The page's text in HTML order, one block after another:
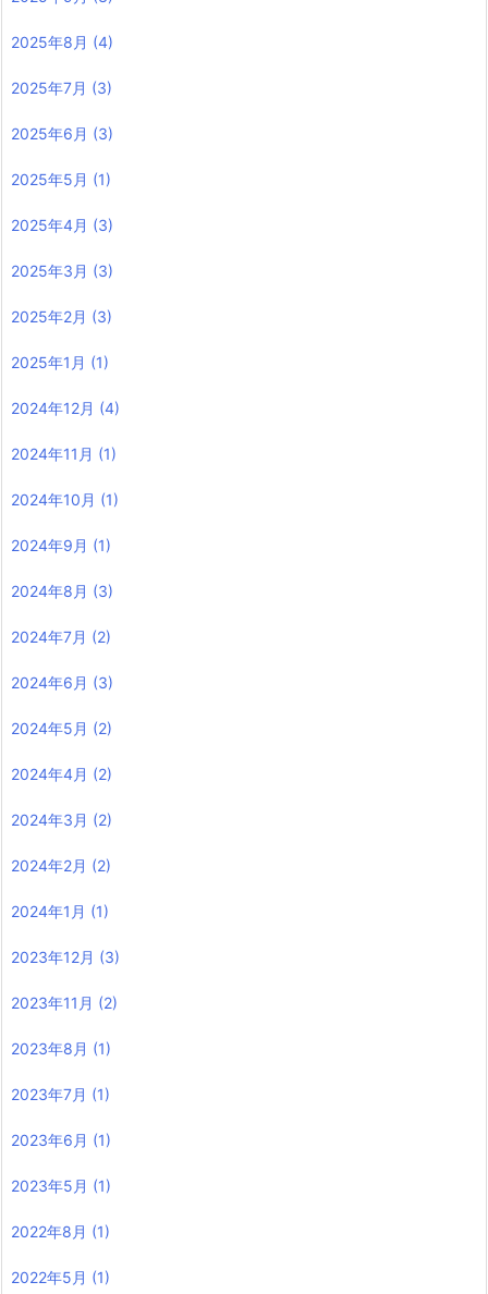
2025年8月 (4)
2025年7月 (3)
2025年6月 (3)
2025年5月 (1)
2025年4月 (3)
2025年3月 (3)
2025年2月 (3)
2025年1月 (1)
2024年12月 (4)
2024年11月 (1)
2024年10月 (1)
2024年9月 (1)
2024年8月 (3)
2024年7月 (2)
2024年6月 (3)
2024年5月 (2)
2024年4月 (2)
2024年3月 (2)
2024年2月 (2)
2024年1月 (1)
2023年12月 (3)
2023年11月 (2)
2023年8月 (1)
2023年7月 (1)
2023年6月 (1)
2023年5月 (1)
2022年8月 (1)
2022年5月 (1)